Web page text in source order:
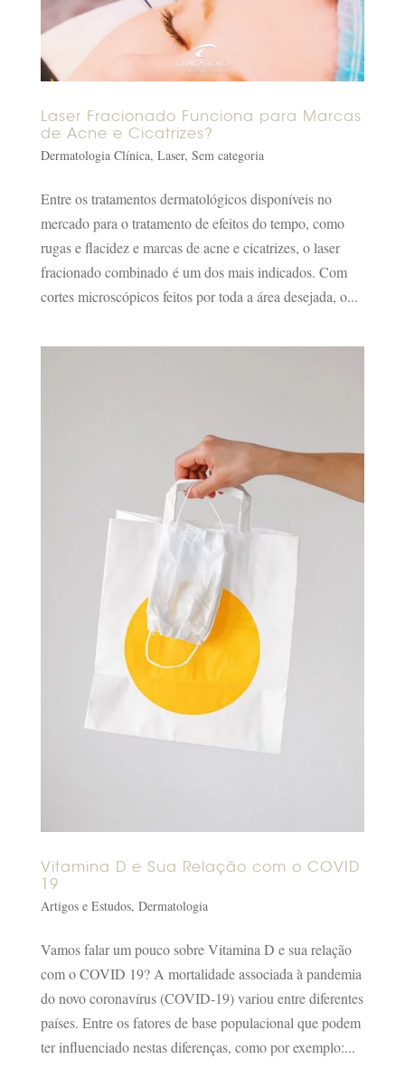
Laser Fracionado Funciona para Marcas
de Acne e Cicatrizes?
Dermatologia Clínica, Laser, Sem categoria
Entre os tratamentos dermatológicos disponíveis no
mercado para o tratamento de efeitos do tempo, como
rugas e flacidez e marcas de acne e cicatrizes, o laser
fracionado combinado é um dos mais indicados. Com
cortes microscópicos feitos por toda a área desejada, o...
Vitamina D e Sua Relação com o COVID
19
Artigos e Estudos, Dermatologia
Vamos falar um pouco sobre Vitamina D e sua relação
com o COVID 19? A mortalidade associada à pandemia
do novo coronavírus (COVID-19) variou entre diferentes
países. Entre os fatores de base populacional que podem
ter influenciado nestas diferenças, como por exemplo:...